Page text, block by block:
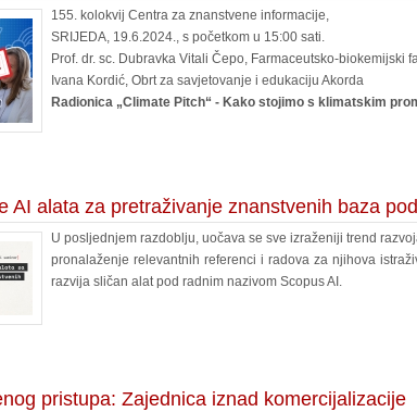
155. kolokvij Centra za znanstvene informacije,
SRIJEDA, 19.6.2024., s početkom u 15:00 sati.
Prof. dr. sc. Dubravka Vitali Čepo, Farmaceutsko-biokemijski
Ivana Kordić, Obrt za savjetovanje i edukaciju Akorda
Radionica „Climate Pitch“ - Kako stojimo s klimatskim
AI alata za pretraživanje znanstvenih baza
U posljednjem razdoblju, uočava se sve izraženiji trend
pronalaženje relevantnih referenci i radova za njihova
razvija sličan alat pod radnim nazivom Scopus AI.
pristupa: Zajednica iznad komercijalizacije